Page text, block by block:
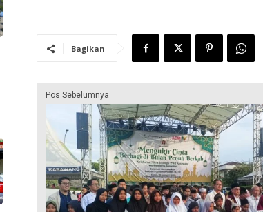
Bagikan
Pos Sebelumnya